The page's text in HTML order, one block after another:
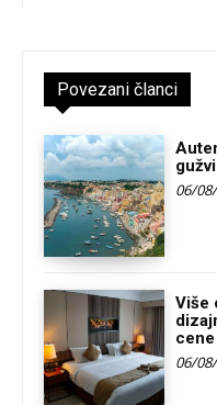
Povezani članci
06/
Više
06/